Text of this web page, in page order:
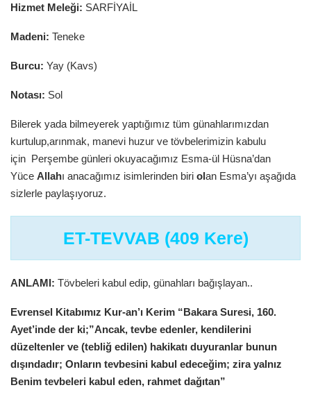
Hizmet Meleği: SARFİYAİL
Madeni: Teneke
Burcu: Yay (Kavs)
Notası: Sol
Bilerek yada bilmeyerek yaptığımız tüm günahlarımızdan
kurtulup,arınmak, manevi huzur ve tövbelerimizin kabulu
için Perşembe günleri okuyacağımız Esma-ül Hüsna’dan
Yüce Allahı anacağımız isimlerinden biri olan Esma’yı aşağıda
sizlerle paylaşıyoruz.
ET-TEVVAB (409 Kere)
ANLAMI: Tövbeleri kabul edip, günahları bağışlayan..
Evrensel Kitabımız Kur-an’ı Kerim “Bakara Suresi, 160.
Ayet’inde der ki;”Ancak, tevbe edenler, kendilerini
düzeltenler ve (tebliğ edilen) hakikatı duyuranlar bunun
dışındadır; Onların tevbesini kabul edeceğim; zira yalnız
Benim tevbeleri kabul eden, rahmet dağıtan”